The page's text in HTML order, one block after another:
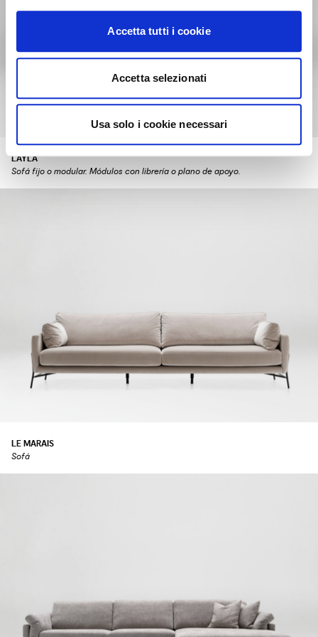
Accetta tutti i cookie
Accetta selezionati
Usa solo i cookie necessari
LAYLA
Sofá fijo o modular. Módulos con librería o plano de apoyo.
LE MARAIS
Sofá